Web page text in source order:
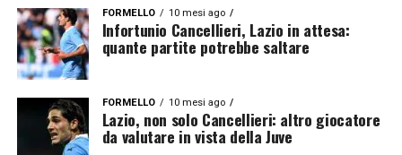
FORMELLO 10 mesi ago
Infortunio Cancellieri, Lazio in attesa:
quante partite potrebbe saltare
FORMELLO 10 mesi ago
Lazio, non solo Cancellieri: altro giocatore
da valutare in vista della Juve